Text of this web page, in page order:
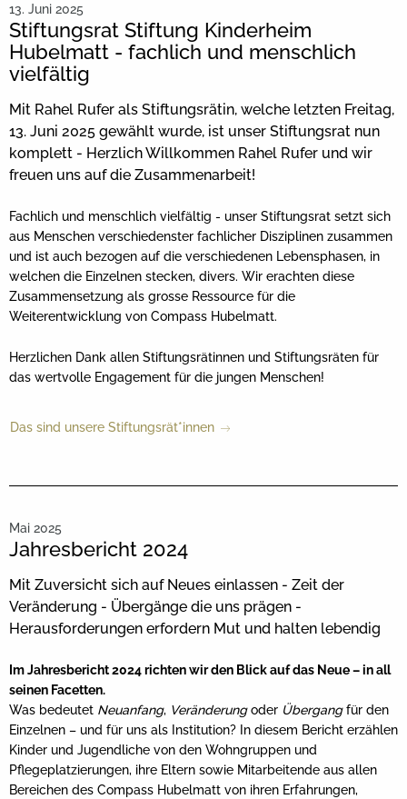
13. Juni 2025
Stiftungsrat Stiftung Kinderheim
Hubelmatt - fachlich und menschlich
vielfältig
Mit Rahel Rufer als Stiftungsrätin, welche letzten Freitag,
13. Juni 2025 gewählt wurde, ist unser Stiftungsrat nun
komplett - Herzlich Willkommen Rahel Rufer und wir
freuen uns auf die Zusammenarbeit!
Fachlich und menschlich vielfältig - unser Stiftungsrat setzt sich
aus Menschen verschiedenster fachlicher Disziplinen zusammen
und ist auch bezogen auf die verschiedenen Lebensphasen, in
welchen die Einzelnen stecken, divers. Wir erachten diese
Zusammensetzung als grosse Ressource für die
Weiterentwicklung von Compass Hubelmatt.
Herzlichen Dank allen Stiftungsrätinnen und Stiftungsräten für
das wertvolle Engagement für die jungen Menschen!
Das sind unsere Stiftungsrät*innen
Mai 2025
Jahresbericht 2024
Mit Zuversicht sich auf Neues einlassen - Zeit der
Veränderung - Übergänge die uns prägen -
Herausforderungen erfordern Mut und halten lebendig
Im Jahresbericht 2024 richten wir den Blick auf das Neue – in all
seinen Facetten.
Was bedeutet Neuanfang, Veränderungoder Übergangfür den
Einzelnen – und für uns als Institution? In diesem Bericht erzählen
Kinder und Jugendliche von den Wohngruppen und
Pflegeplatzierungen, ihre Eltern sowie Mitarbeitende aus allen
Bereichen des Compass Hubelmatt von ihren Erfahrungen,